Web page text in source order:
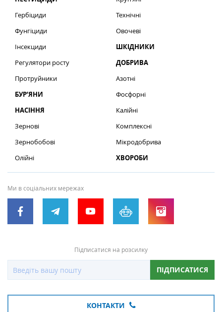
Гербіциди
Фунгіциди
Інсекциди
Регулятори росту
Протруйники
БУР’ЯНИ
НАСІННЯ
Зернові
Зернобобові
Олійні
Технічні
Овочеві
ШКІДНИКИ
ДОБРИВА
Азотні
Фосфорні
Калійні
Комплексні
Мікродобрива
ХВОРОБИ
Ми в соціальних мережах
Підписатися на розсилку
ПІДПИСАТИСЯ
КОНТАКТИ